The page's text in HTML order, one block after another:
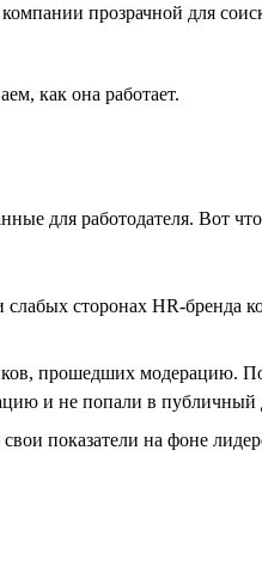
прозрачной для
как она работает.
для работодателя. Вот
сторонах HR-бренда
прошедших модерацию.
и не попали в публичный
показатели на фоне